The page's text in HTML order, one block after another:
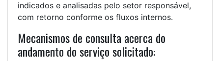
indicados e analisadas pelo setor responsável,
com retorno conforme os fluxos internos.
Mecanismos de consulta acerca do
andamento do serviço solicitado: